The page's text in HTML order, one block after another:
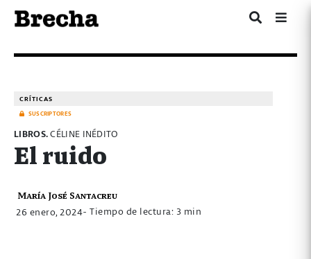
CRÍTICAS
SUSCRIPTORES
LIBROS.CÉLINE INÉDITO
El ruido
María José Santacreu
26 enero, 2024- Tiempo de lectura: 3 min